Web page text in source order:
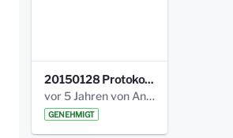
20150128 Protokoll Bismarckplatz_Jugend_01.pdf
vor 5 Jahren von Anni Schlumberger
GENEHMIGT